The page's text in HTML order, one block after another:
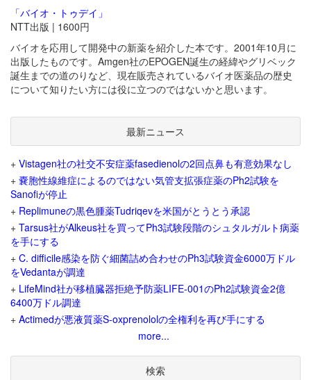
「バイオ・トゥデイ」
NTT出版 | 1600円
バイオを応用して開発中の新薬を紹介した本です。2001年10月に
出版したものです。Amgen社のEPOGEN誕生の経緯やグリベック
誕生までの道のりなど、現在販売されているバイオ医薬品の歴史
について知りたい方には役に立つのではないかと思います。
最新ニュース
+ Vistagen社の社交不安症薬fasedienolの2回点鼻も有意効果なし
+ 嚢胞性線維症によるのではない気管支拡張症薬のPh2試験を
Sanofiが停止
+ Replimuneの黒色腫薬Tudriqevを米国がとうとう承認
+ Tarsus社がAlkeus社を買ってPh3試験段階のシュタルガルト病薬
を手にする
+ C. difficile感染を防ぐ細菌詰め合わせのPh3試験資金6000万ドル
をVedantaが調達
+ LifeMind社が移植臓器拒絶予防薬LIFE-001のPh2試験資金2億
6400万ドル調達
+ Actimedが悪液質薬S-oxprenololの全権利を再び手にする
more...
検索